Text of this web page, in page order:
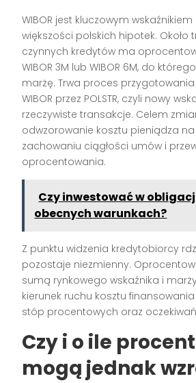
WIBOR jest kluczowym
większości polskich hipotek. Około
czynnych kredytów ma
WIBOR 3M lub WIBOR 6M, do
marżę. Trwa proces
WIBOR przez POLSTR, czyli nowy
rzeczywiste transakcje. Celem
odwzorowanie kosztu pieniądza na
zachowaniu ciągłości umów i
oprocentowania.
Czy inwestować w
obecnych warunkach?
Z punktu widzenia kredytobiorcy
pozostaje niezmienny.
sumą rynkowego wskaźnika i
kierunek ruchu kosztu
stóp procentowych oraz
Czy i o ile procent
mogą jednak